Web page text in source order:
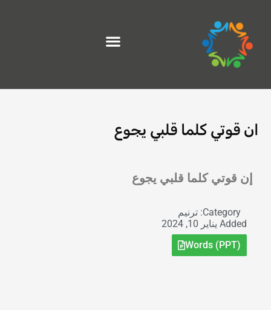
المحتوى
ان قوتي كلما قلبي يجوع
إن قوتي كلما قلبي يجوع
Category: ترنيم
Added يناير 10, 2024
Words (PPT)